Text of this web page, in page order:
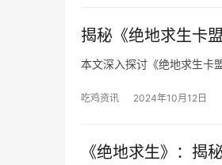
揭秘《绝地求生卡
本文深入探讨《绝地求生卡
吃鸡资讯 2024年10月12日
《绝地求生》：揭